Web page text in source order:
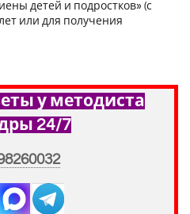
детей и подростков» (с
или для получения
у методиста
24/7